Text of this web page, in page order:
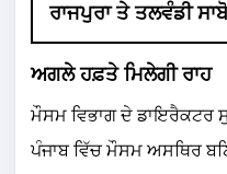
ਰਾਜਪੁਰਾ ਤੇ ਤਲਵੰਡੀ
ਅਗਲੇ ਹਫ਼ਤੇ ਮਿਲੇਗੀ ਰਾਹ
ਮੌਸਮ ਵਿਭਾਗ ਦੇ ਡਾਇਰੈਕਟਰ
ਪੰਜਾਬ ਵਿੱਚ ਮੌਸਮ ਅਸਥਿਰ